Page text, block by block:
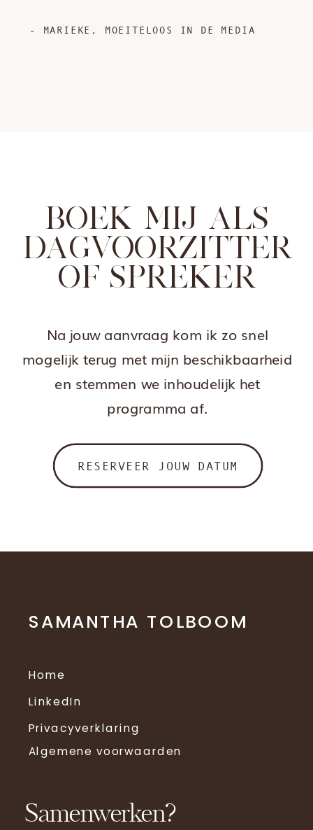
- MARIEKE, MOEITELOOS IN DE MEDIA
RESERVEER JOUW DATUM
Na jouw aanvraag kom ik zo snel
mogelijk terug met mijn beschikbaarheid
en stemmen we inhoudelijk het
programma af.
BOEK MIJ ALS
DAGVOORZITTER
OF SPREKER
SAMANTHA TOLBOOM
Home
LinkedIn
Privacyverklaring
Algemene voorwaarden
Samenwerken?